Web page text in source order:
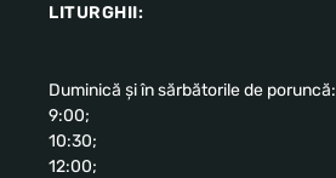
LITURGHII:
Duminică și în sărbătorile de poruncă:
9:00;
10:30;
12:00;